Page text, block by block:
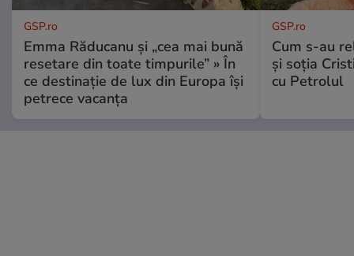
GSP.ro
Emma Răducanu și „cea mai bună
resetare din toate timpurile” » În
ce destinație de lux din Europa își
petrece vacanța
GSP.ro
Cum s-au
și soția
cu Petrolul